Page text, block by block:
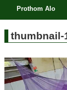
Prothom Alo
thumbnail-